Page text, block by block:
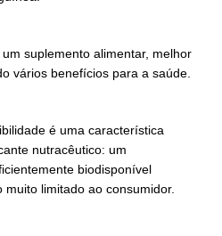
suplemento alimentar, melhor
vários benefícios para a saúde.
é uma característica
nutracêutico: um
biodisponível
limitado ao consumidor.